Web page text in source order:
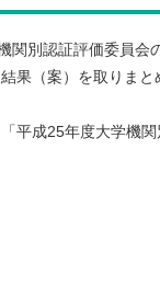
関別認証評価委員会
果（案）を取りま
成25年度大学機関